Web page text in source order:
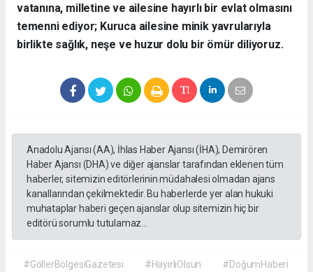
vatanına, milletine ve ailesine hayırlı bir evlat olmasını
temenni ediyor; Kuruca ailesine minik yavrularıyla
birlikte sağlık, neşe ve huzur dolu bir ömür diliyoruz.
Anadolu Ajansı (AA), İhlas Haber Ajansı (İHA), Demirören
Haber Ajansı (DHA) ve diğer ajanslar tarafından eklenen tüm
haberler, sitemizin editörlerinin müdahalesi olmadan ajans
kanallarından çekilmektedir. Bu haberlerde yer alan hukuki
muhataplar haberi geçen ajanslar olup sitemizin hiç bir
editörü sorumlu tutulamaz...
#GöllerBölgesiGazetesi #HayırlıOlsun
#DoğumHaberi